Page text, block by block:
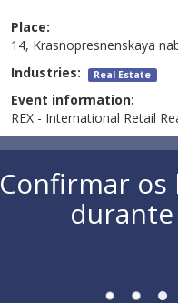
Place:
14, Krasnopresnenskaya
Industries: Real Estate
Event information:
REX - International Retail
durante